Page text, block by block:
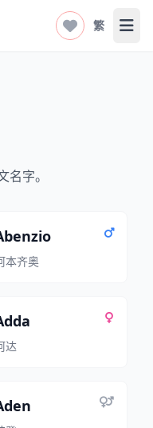
繁 打
字。
本齐奥
达